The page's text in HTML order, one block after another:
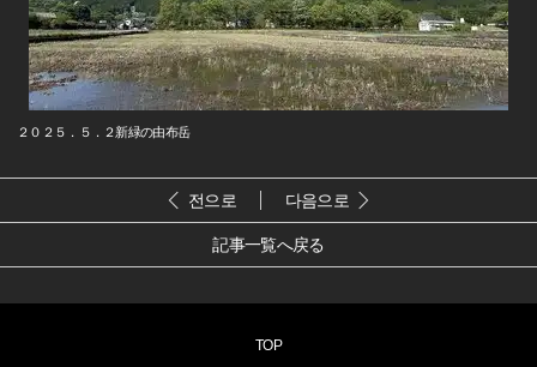
２０２５．５．２新緑の由布岳
전으로 다음으로
記事一覧へ戻る
TOP